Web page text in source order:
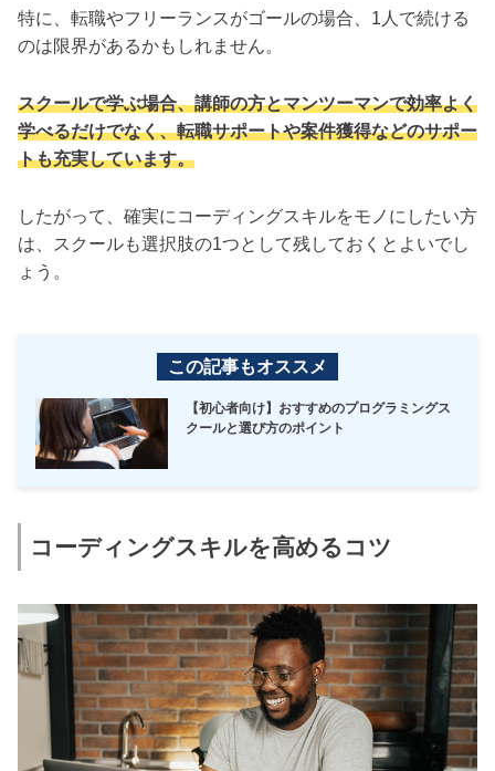
特に、転職やフリーランスがゴールの場合、1人で続ける
のは限界があるかもしれません。
スクールで学ぶ場合、講師の方とマンツーマンで効率よく
学べるだけでなく、転職サポートや案件獲得などのサポー
トも充実しています。
したがって、確実にコーディングスキルをモノにしたい方
は、スクールも選択肢の1つとして残しておくとよいでし
ょう。
この記事もオススメ
【初心者向け】おすすめのプログラミングス
クールと選び方のポイント
コーディングスキルを高めるコツ